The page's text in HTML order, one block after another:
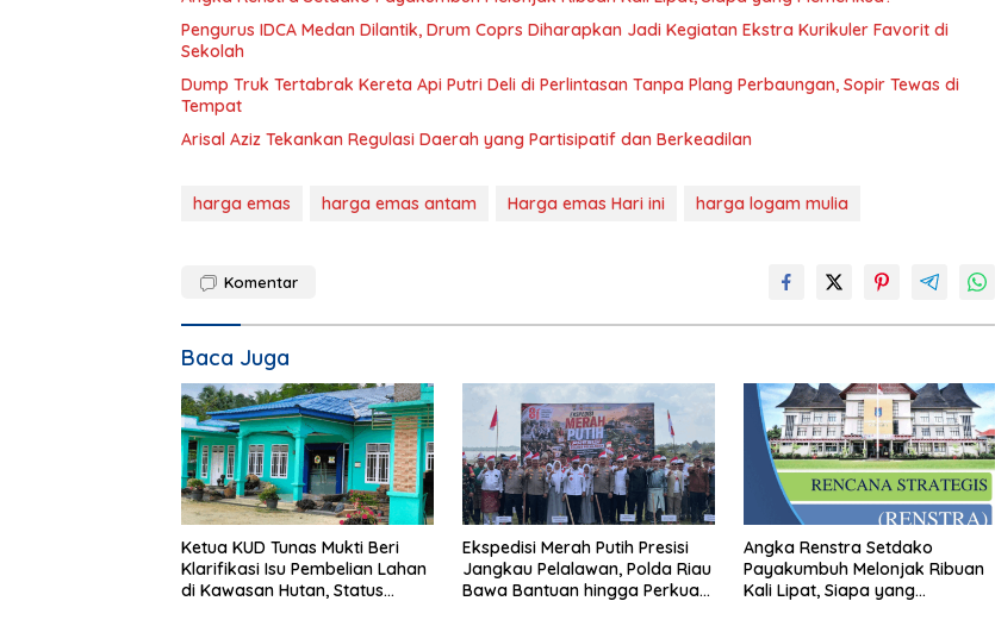
Pengurus IDCA Medan Dilantik, Drum Coprs Diharapkan Jadi Kegiatan Ekstra Kurikuler Favorit di
Sekolah
Dump Truk Tertabrak Kereta Api Putri Deli di Perlintasan Tanpa Plang Perbaungan, Sopir Tewas di
Tempat
Arisal Aziz Tekankan Regulasi Daerah yang Partisipatif dan Berkeadilan
harga emas harga emas antam Harga emas Hari ini harga logam mulia
Komentar
Baca Juga
Ketua KUD Tunas Mukti Beri
Klarifikasi Isu Pembelian Lahan
di Kawasan Hutan, Status
Ekspedisi Merah Putih Presisi
Jangkau Pelalawan, Polda Riau
Bawa Bantuan hingga Perkuat
Angka Renstra Setdako
Payakumbuh Melonjak Ribuan
Kali Lipat, Siapa yang